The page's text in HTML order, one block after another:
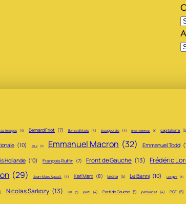
images (4) Bernard Friot (7) Bernard Maris (4) bourgeoisie (4) Brice Hortefeux (3) capitalisme
(10) EELV (3) Emmanuel Macron (32) Emmanuel Todd
Hollande (10) François Ruffin (7) Front de Gauche (13) Frédéric
(29) Jean-Marc Ayrault (4) Karl Marx (8) laïcité (5) Le Banni (10) Le Figaro (3)
Nicolas Sarkozy (13) NPA (3) parti (4) Parti de Gauche (5) patriarcat (4) PCF (5)